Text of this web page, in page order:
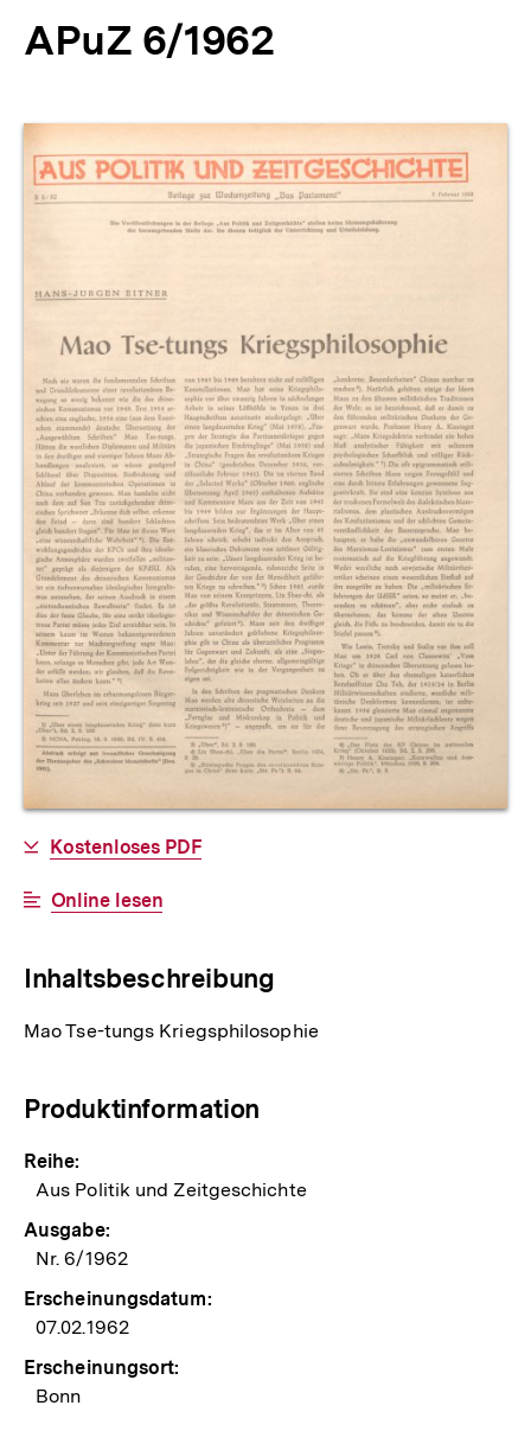
APuZ 6/1962
Produktvorschau
Allgemeine
Informationen
Download-
Kostenloses PDF
Interner
Online lesen
Inhaltsbeschreibung
Mao Tse-tungs Kriegsphilosophie
Produktinformation
Reihe:
Aus Politik und Zeitgeschichte
Ausgabe:
Nr. 6/1962
Erscheinungsdatum:
07.02.1962
Erscheinungsort:
Bonn